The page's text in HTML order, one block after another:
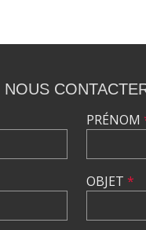
NOUS
PRÉNOM
OBJET *